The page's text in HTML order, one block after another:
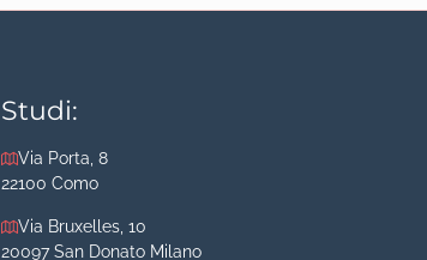
Studi:
Via Porta, 8
22100 Como
Via Bruxelles, 10
20097 San Donato Milano